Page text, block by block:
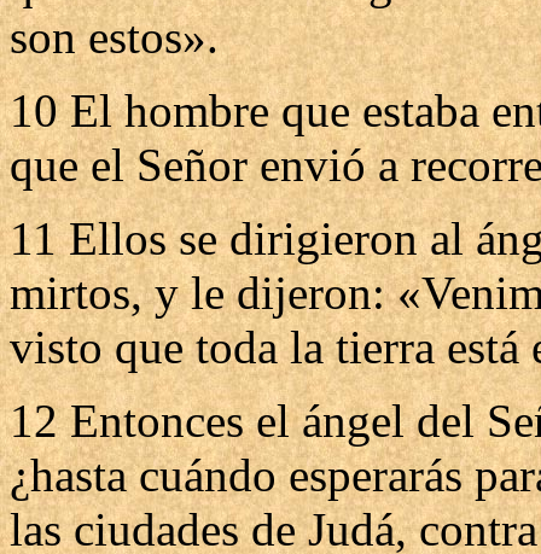
son estos».
10 El hombre que estaba
que el Señor envió a
11 Ellos se dirigieron al
mirtos, y le dijeron:
visto que toda la tierra
12 Entonces el ángel del
¿hasta cuándo esperarás
las ciudades de Judá,